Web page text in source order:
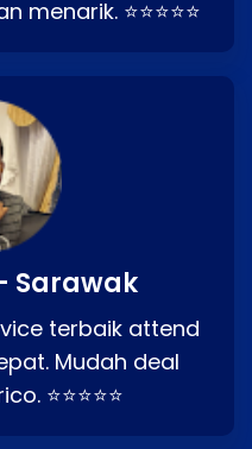
⭐⭐⭐⭐⭐
Sarawak
terbaik attend
Mudah deal
⭐⭐⭐⭐⭐